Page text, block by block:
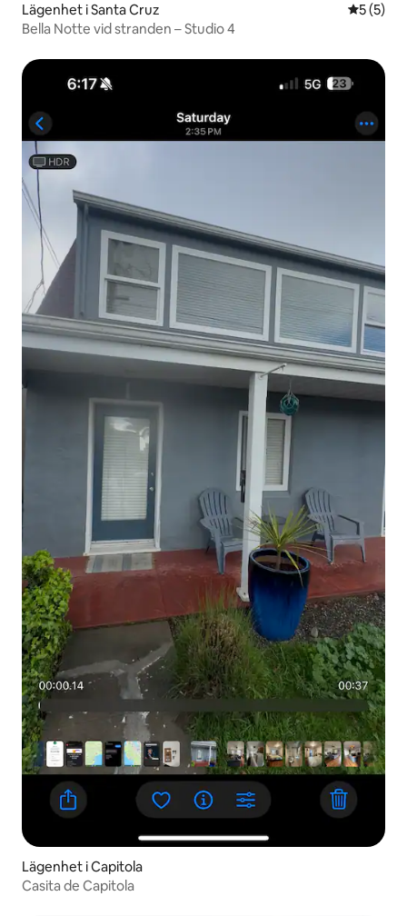
Lägenhet i Santa Cruz 5 av 5 i
5 (5)
Bella Notte vid stranden – Studio 4
Lägenhet i Capitola
Casita de Capitola